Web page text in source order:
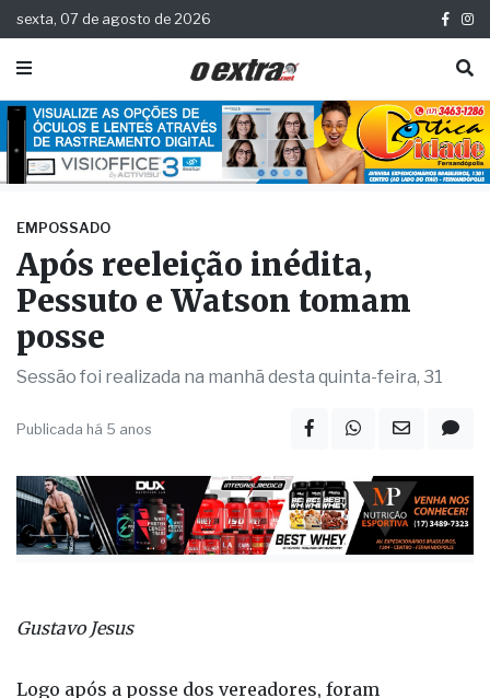
sexta, 07 de agosto de 2026
EMPOSSADO
Após reeleição inédita,
Pessuto e Watson tomam
posse
Sessão foi realizada na manhã desta quinta-feira, 31
Publicada há 5 anos
Gustavo Jesus
Logo após a posse dos vereadores, foram